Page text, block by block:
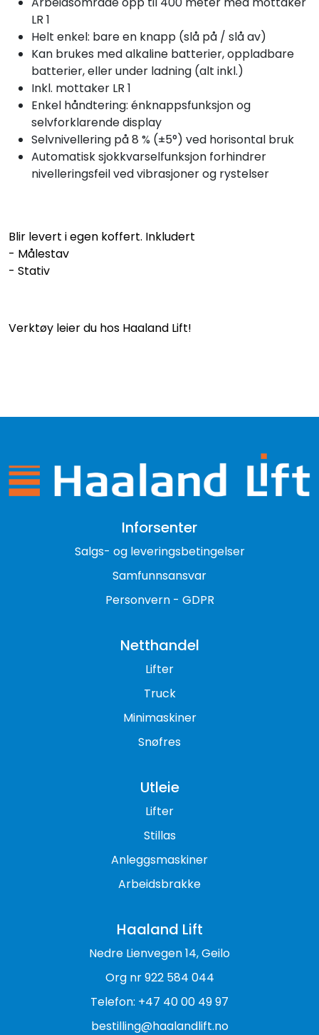
LR 1
Helt enkel: bare en knapp (slå på / slå av)
Kan brukes med alkaline batterier, oppladbare
batterier, eller under ladning (alt inkl.)
Inkl. mottaker LR 1
Enkel håndtering: énknappsfunksjon og
selvforklarende display
Selvnivellering på 8 % (±5°) ved horisontal bruk
Automatisk sjokkvarselfunksjon forhindrer
nivelleringsfeil ved vibrasjoner og rystelser
Blir levert i egen koffert. Inkludert
- Målestav
- Stativ
Verktøy leier du hos Haaland Lift!
Inforsenter
Salgs- og leveringsbetingelser
Samfunnsansvar
Personvern - GDPR
Netthandel
Lifter
Truck
Minimaskiner
Snøfres
Utleie
Lifter
Stillas
Anleggsmaskiner
Arbeidsbrakke
Haaland Lift
Nedre Lienvegen 14, Geilo
Org nr 922 584 044
Telefon: +47 40 00 49 97
bestilling@haalandlift.no